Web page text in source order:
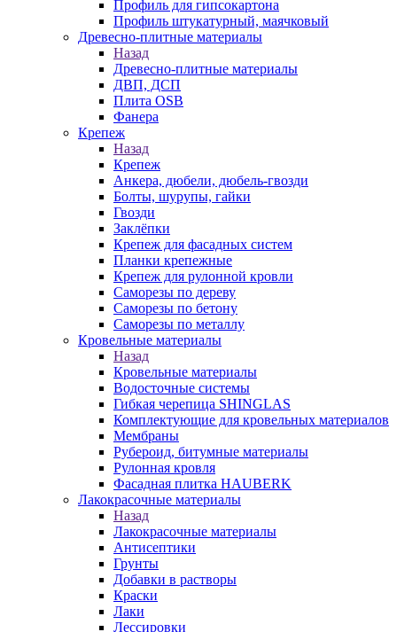
Профиль для гипсокартона
Профиль штукатурный, маячковый
Древесно-плитные материалы
Назад
Древесно-плитные материалы
ДВП, ДСП
Плита OSB
Фанера
Крепеж
Назад
Крепеж
Анкера, дюбели, дюбель-гвозди
Болты, шурупы, гайки
Гвозди
Заклёпки
Крепеж для фасадных систем
Планки крепежные
Крепеж для рулонной кровли
Саморезы по дереву
Саморезы по бетону
Саморезы по металлу
Кровельные материалы
Назад
Кровельные материалы
Водосточные системы
Гибкая черепица SHINGLAS
Комплектующие для кровельных материалов
Мембраны
Рубероид, битумные материалы
Рулонная кровля
Фасадная плитка HAUBERK
Лакокрасочные материалы
Назад
Лакокрасочные материалы
Антисептики
Грунты
Добавки в растворы
Краски
Лаки
Лессировки